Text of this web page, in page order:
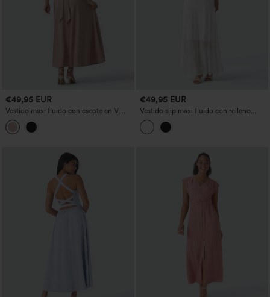
€49,95 EUR
Vestido maxi fluido con escote en V,
mangas cortas, sujetador incorporado y
lazada en la espalda
€49,95 EUR
Vestido slip maxi fluido con relleno
interior no extraíble, malla a contraste y
dobladillo con volantes.